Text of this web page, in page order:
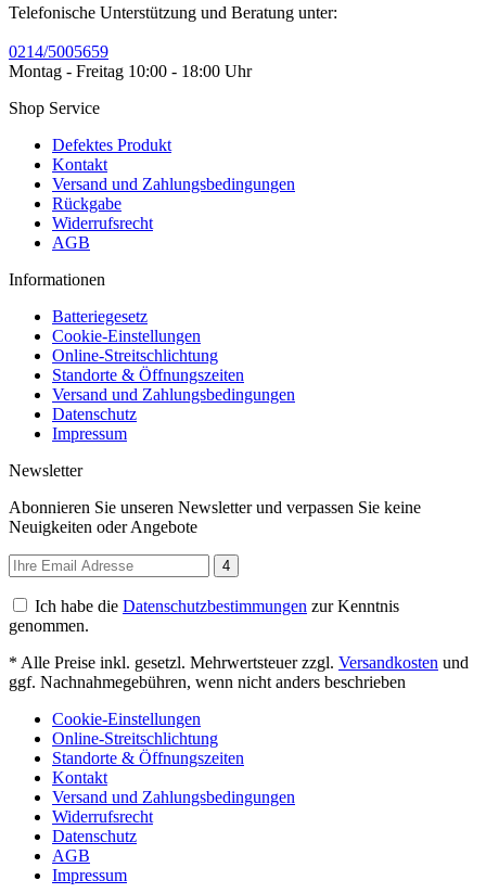
Telefonische Unterstützung und Beratung unter:
0214/5005659
Montag - Freitag 10:00 - 18:00 Uhr
Shop Service
Defektes Produkt
Kontakt
Versand und Zahlungsbedingungen
Rückgabe
Widerrufsrecht
AGB
Informationen
Batteriegesetz
Cookie-Einstellungen
Online-Streitschlichtung
Standorte & Öffnungszeiten
Versand und Zahlungsbedingungen
Datenschutz
Impressum
Newsletter
Abonnieren Sie unseren Newsletter und verpassen Sie keine
Neuigkeiten oder Angebote
4
Ich habe die Datenschutzbestimmungen zur Kenntnis
genommen.
* Alle Preise inkl. gesetzl. Mehrwertsteuer zzgl. Versandkosten und
ggf. Nachnahmegebühren, wenn nicht anders beschrieben
Cookie-Einstellungen
Online-Streitschlichtung
Standorte & Öffnungszeiten
Kontakt
Versand und Zahlungsbedingungen
Widerrufsrecht
Datenschutz
AGB
Impressum